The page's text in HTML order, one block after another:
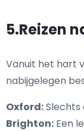
5.Reizen
Vanuit het hart
nabijgelegen
Oxford:Slechts
Brighton: Een